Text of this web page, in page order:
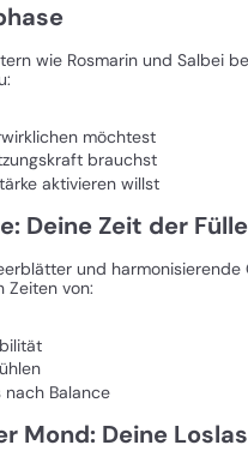
wie Rosmarin und Salbei
möchtest
brauchst
aktivieren willst
Deine Zeit der Fülle
und harmonisierende
Zeiten von:
nach Balance
Mond: Deine